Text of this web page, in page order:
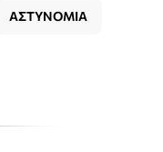
ΑΣΤΥΝΟΜΙΑ